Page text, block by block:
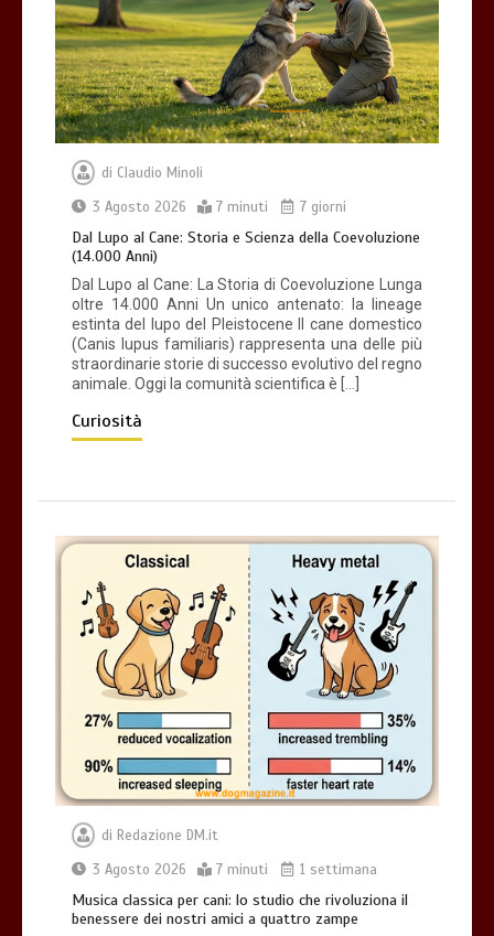
piatto gioco liv.2 trixie
4 minuti
Dal Lupo al Cane: Storia e Scienza della
Coevoluzione (14.000 Anni)
di Claudio Minoli
3 Agosto 2026
7 minuti 7 giorni
Dal Lupo al Cane: Storia e Scienza della Coevoluzione
(14.000 Anni)
Dal Lupo al Cane: La Storia di Coevoluzione Lunga
oltre 14.000 Anni Un unico antenato: la lineage
estinta del lupo del Pleistocene Il cane domestico
(Canis lupus familiaris) rappresenta una delle più
straordinarie storie di successo evolutivo del regno
animale. Oggi la comunità scientifica è […]
Curiosità
di Redazione DM.it
3 Agosto 2026
7 minuti 1 settimana
Musica classica per cani: lo studio che rivoluziona il
benessere dei nostri amici a quattro zampe